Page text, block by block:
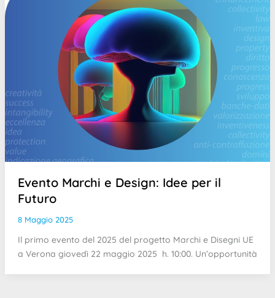
Evento Marchi e Design: Idee per il
Futuro
8 Maggio 2025
Il primo evento del 2025 del progetto Marchi e Disegni UE
a Verona giovedì 22 maggio 2025 h. 10:00. Un’opportunità